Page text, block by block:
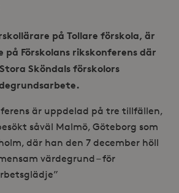
på Tollare förskola, är
Förskolans rikskonferens där
Sköndals förskolors
är uppdelad på tre tillfällen,
såväl Malmö, Göteborg som
där han den 7 december höll
värdegrund – för